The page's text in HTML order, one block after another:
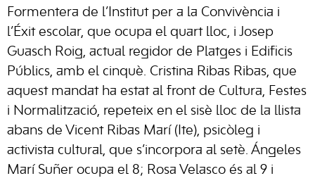
Formentera de l’Institut per a la Convivència i
l’Éxit escolar, que ocupa el quart lloc, i Josep
Guasch Roig, actual regidor de Platges i Edificis
Públics, amb el cinquè. Cristina Ribas Ribas, que
aquest mandat ha estat al front de Cultura, Festes
i Normalització, repeteix en el sisè lloc de la llista
abans de Vicent Ribas Marí (Ite), psicòleg i
activista cultural, que s’incorpora al setè. Ángeles
Marí Suñer ocupa el 8; Rosa Velasco és al 9 i